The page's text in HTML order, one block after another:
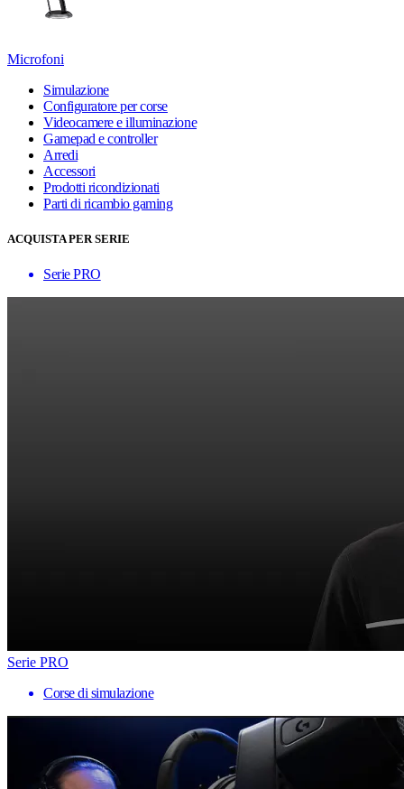
Microfoni
Simulazione
Configuratore per corse
Videocamere e illuminazione
Gamepad e controller
Arredi
Accessori
Prodotti ricondizionati
Parti di ricambio gaming
ACQUISTA PER SERIE
Serie PRO
Serie PRO
Corse di simulazione